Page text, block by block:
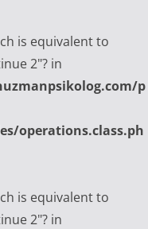
is equivalent to
2"? in
p
operations.class.ph
is equivalent to
2"? in